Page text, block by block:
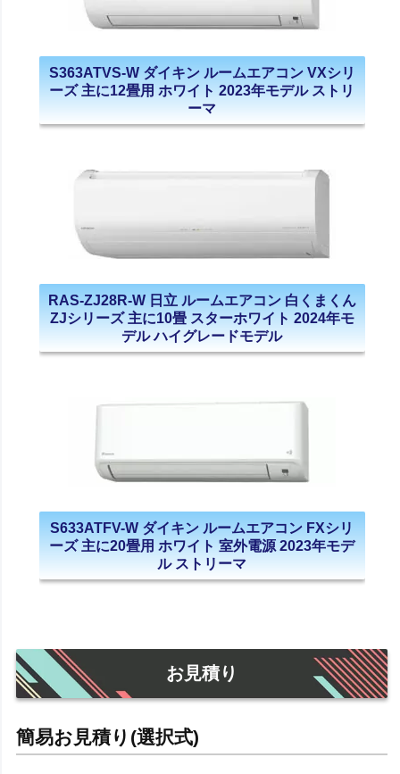
S363ATVS-W ダイキン ルームエアコン VXシリ
ーズ 主に12畳用 ホワイト 2023年モデル ストリ
ーマ
RAS-ZJ28R-W 日立 ルームエアコン 白くまくん
ZJシリーズ 主に10畳 スターホワイト 2024年モ
デル ハイグレードモデル
S633ATFV-W ダイキン ルームエアコン FXシリ
ーズ 主に20畳用 ホワイト 室外電源 2023年モデ
ル ストリーマ
お見積り